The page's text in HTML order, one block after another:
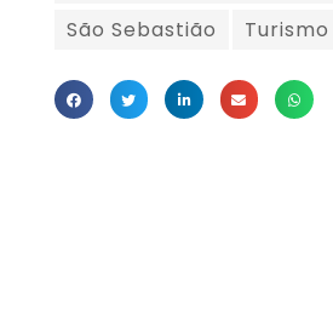
São Sebastião
Turismo